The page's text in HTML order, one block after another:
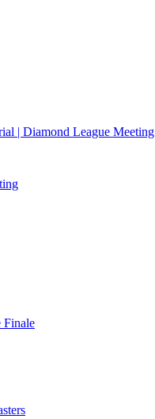
| Diamond League Meeting
Finale